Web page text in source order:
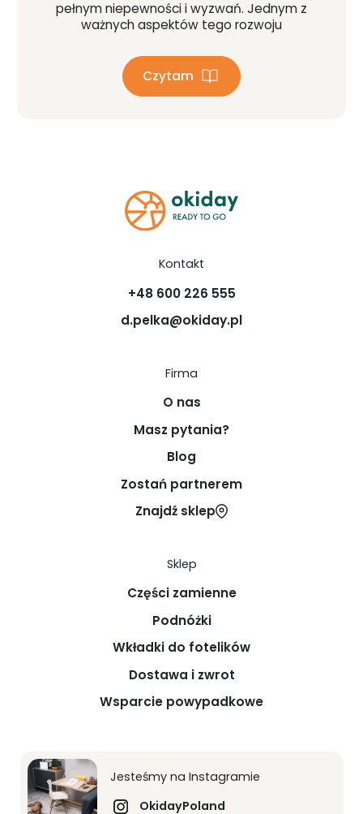
pełnym niepewności i wyzwań. Jednym z
ważnych aspektów tego rozwoju
Czytam
Kontakt
+48 600 226 555
d.pelka@okiday.pl
Firma
O nas
Masz pytania?
Blog
Zostań partnerem
Znajdź sklep
Sklep
Części zamienne
Podnóżki
Wkładki do fotelików
Dostawa i zwrot
Wsparcie powypadkowe
Jesteśmy na Instagramie
OkidayPoland